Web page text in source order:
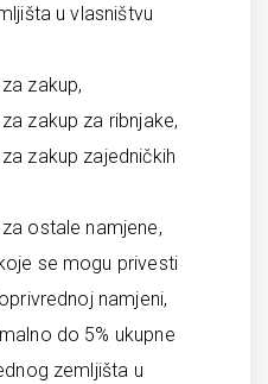
u vlasništvu
zakup,
zakup za ribnjake,
zakup zajedničkih
ostale namjene,
se mogu privesti
namjeni,
do 5% ukupne
zemljišta u